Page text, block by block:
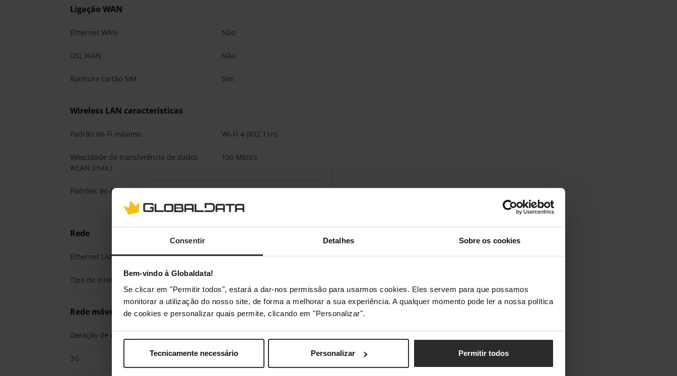
Consentir Detalhes Sobre os cookies
Bem-vindo à Globaldata!
Se clicar em "Permitir todos", estará a dar-nos permissão para usarmos cookies. Eles servem para que possamos
monitorar a utilização do nosso site, de forma a melhorar a sua experiência. A qualquer momento pode ler a nossa política
de cookies e personalizar quais permite, clicando em "Personalizar".
Tecnicamente necessário Personalizar Permitir todos
Ligação WAN
Ethernet WAN Não
DSL WAN Não
Ranhura cartão SIM Sim
Wireless LAN características
Padrão Wi-Fi máximo Wi-Fi 4 (802.11n)
Velocidade de transferência de dados
WLAN (máx.)
150 Mbit/s
Padrões Wi-Fi
802.11b, 802.11g, Wi-Fi 4
(802.11n)
Rede
Ethernet LAN Não
Tipo de interface de ethernet LAN
Rede móvel
Geração de rede móvel
3G Sim